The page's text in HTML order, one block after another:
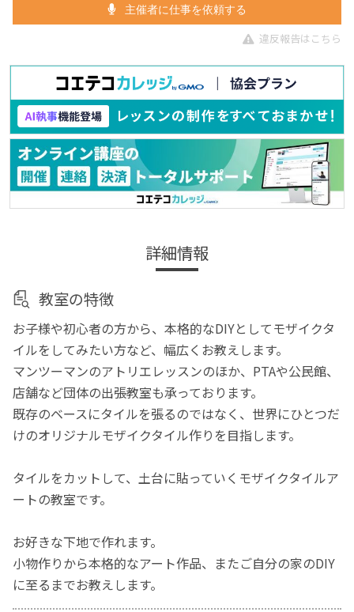
主催者に仕事を依頼する
違反報告はこちら
詳細情報
教室の特徴
お子様や初心者の方から、本格的なDIYとしてモザイクタ
イルをしてみたい方など、幅広くお教えします。
マンツーマンのアトリエレッスンのほか、PTAや公民館、
店舗など団体の出張教室も承っております。
既存のベースにタイルを張るのではなく、世界にひとつだ
けのオリジナルモザイクタイル作りを目指します。
タイルをカットして、土台に貼っていくモザイクタイルア
ートの教室です。
お好きな下地で作れます。
小物作りから本格的なアート作品、またご自分の家のDIY
に至るまでお教えします。